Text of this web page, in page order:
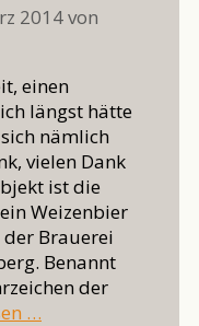
2014von
einen
längst hätte
nämlich
vielen Dank
ist die
Weizenbier
Brauerei
Benannt
der
…